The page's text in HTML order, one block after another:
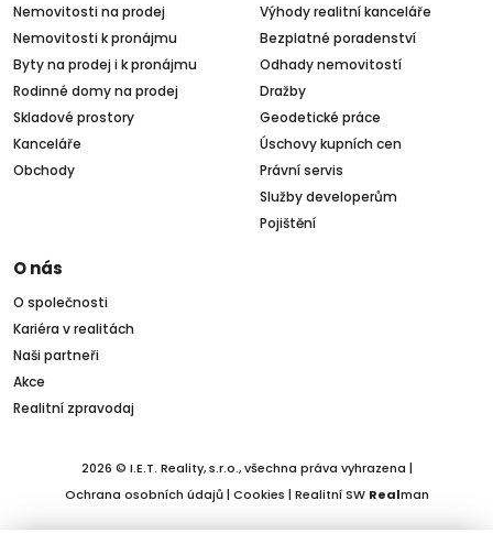
Nemovitosti na prodej
Nemovitosti k pronájmu
Byty na prodej i k pronájmu
Rodinné domy na prodej
Skladové prostory
Kanceláře
Obchody
Výhody realitní kanceláře
Bezplatné poradenství
Odhady nemovitostí
Dražby
Geodetické práce
Úschovy kupních cen
Právní servis
Služby developerům
Pojištění
O nás
O společnosti
Kariéra v realitách
Naši partneři
Akce
Realitní zpravodaj
2026 © I.E.T. Reality, s.r.o., všechna práva vyhrazena |
Ochrana osobních údajů| Cookies | Realitní SW Realman